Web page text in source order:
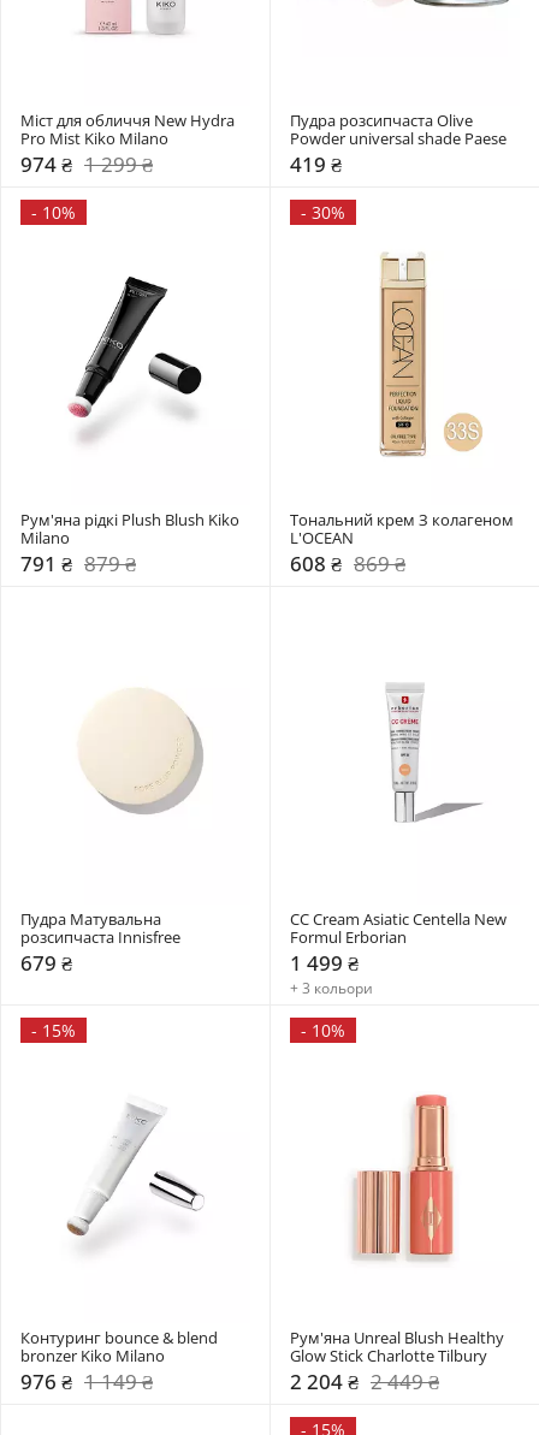
Міст для обличчя New Hydra
Pro Mist Kiko Milano
974 ₴ 1 299 ₴
Пудра розсипчаста Olive
Powder universal shade Paese
419 ₴
- 10%
Рум'яна рідкі Plush Blush Kiko
Milano
791 ₴ 879 ₴
- 30%
Тональний крем З колагеном
L'OCEAN
608 ₴ 869 ₴
Пудра Матувальна
розсипчаста Innisfree
679 ₴
CC Cream Asiatic Centella New
Formul Erborian
1 499 ₴
+ 3 кольори
- 15%
Контуринг bounce & blend
bronzer Kiko Milano
976 ₴ 1 149 ₴
- 10%
Рум'яна Unreal Blush Healthy
Glow Stick Charlotte Tilbury
2 204 ₴ 2 449 ₴
- 15%